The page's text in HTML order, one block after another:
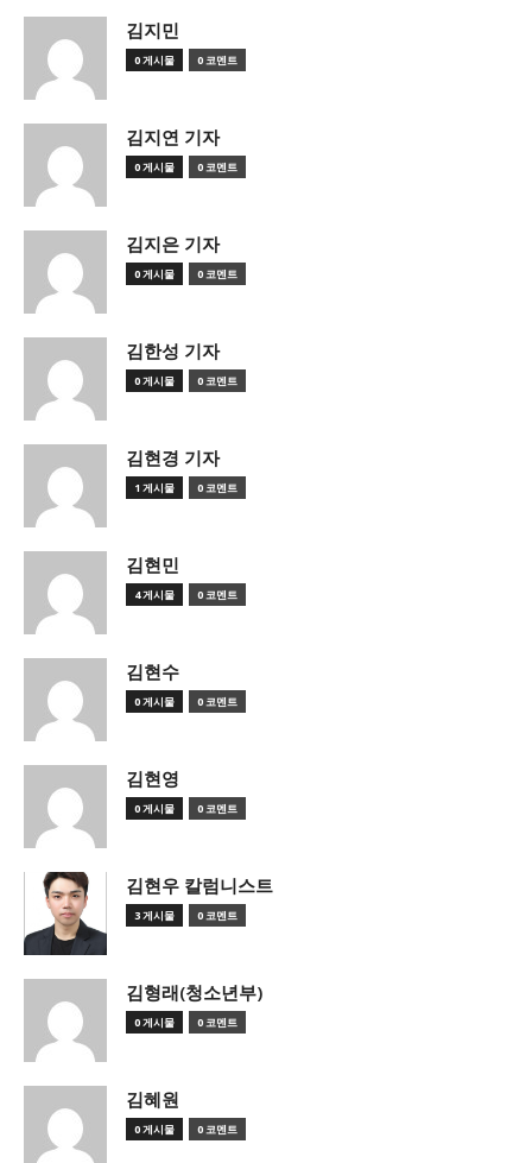
김지민
0 게시물 0 코멘트
김지연 기자
0 게시물 0 코멘트
김지은 기자
0 게시물 0 코멘트
김한성 기자
0 게시물 0 코멘트
김현경 기자
1 게시물 0 코멘트
김현민
4 게시물 0 코멘트
김현수
0 게시물 0 코멘트
김현영
0 게시물 0 코멘트
김현우 칼럼니스트
3 게시물 0 코멘트
김형래(청소년부)
0 게시물 0 코멘트
김혜원
0 게시물 0 코멘트